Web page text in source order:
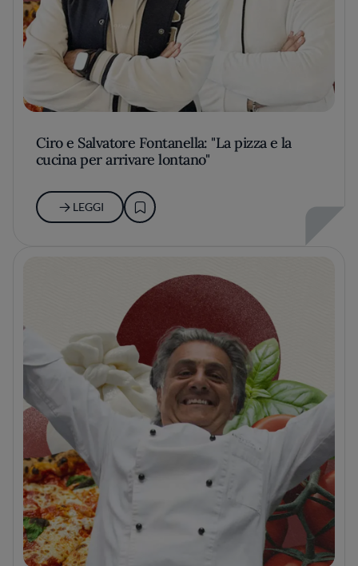
Ciro e Salvatore Fontanella: "La pizza e la
cucina per arrivare lontano"
LEGGI